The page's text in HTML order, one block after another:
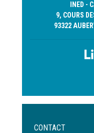
INED -
9, COURS
93322
Menu
CONTACT